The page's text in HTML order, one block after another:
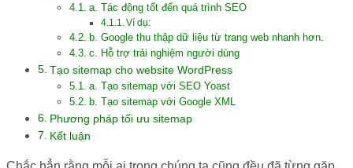
a. Tác động tốt đến quá trình SEO
Ví dụ:
b. Google thu thập dữ liệu từ trang web nhanh hơn.
c. Hỗ trợ trải nghiệm người dùng
Tạo sitemap cho website WordPress
a. Tạo sitemap với SEO Yoast
b. Tạo sitemap với Google XML
Phương pháp tối ưu sitemap
Kết luận